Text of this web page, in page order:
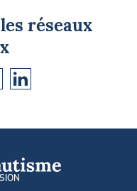
réseaux